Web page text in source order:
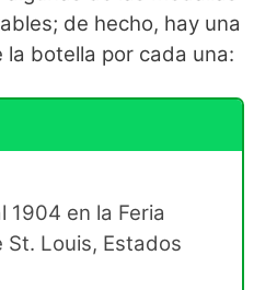
de hecho, hay una
la botella por cada una:
1904 en la Feria
St. Louis, Estados